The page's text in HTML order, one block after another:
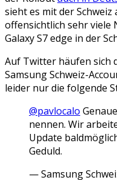
sieht es mit der
offensichtlich sehr viele
Galaxy S7 edge in der
Auf Twitter häufen sich
Samsung Schweiz-
leider nur die folgende
@pavlocalo
nennen. Wir
Update
Geduld.
— Samsung